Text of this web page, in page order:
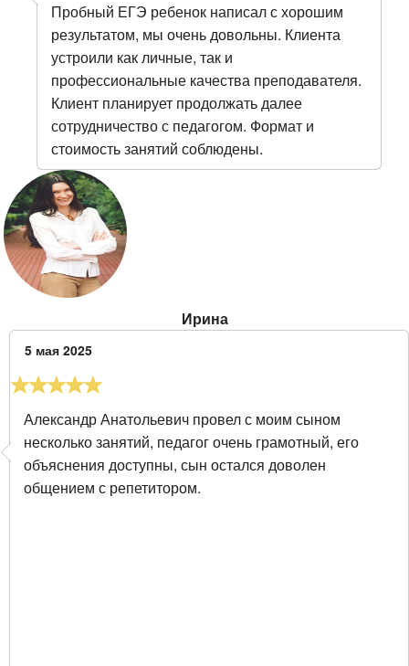
Пробный ЕГЭ ребенок написал с хорошим
результатом, мы очень довольны. Клиента
устроили как личные, так и
профессиональные качества преподавателя.
Клиент планирует продолжать далее
сотрудничество с педагогом. Формат и
стоимость занятий соблюдены.
Ирина
5 мая 2025
Александр Анатольевич провел с моим сыном
несколько занятий, педагог очень грамотный, его
объяснения доступны, сын остался доволен
общением с репетитором.